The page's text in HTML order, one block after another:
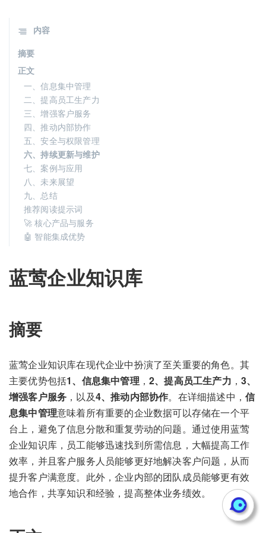
蓝莺企业知识库
摘要
蓝莺企业知识库在现代企业中扮演了至关重要的角色。其
主要优势包括1、信息集中管理 ，2、提高员工生产力 ，3、
增强客户服务 ，以及4、推动内部协作。在详细描述中，信
息集中管理意味着所有重要的企业数据可以存储在一个平
台上，避免了信息分散和重复劳动的问题。通过使用蓝莺
企业知识库，员工能够迅速找到所需信息，大幅提高工作
效率，并且客户服务人员能够更好地解决客户问题，从而
提升客户满意度。此外，企业内部的团队成员能够更有效
地合作，共享知识和经验，提高整体业务绩效。
内容
摘要
正文
一、信息集中管理
二、提高员工生产力
三、增强客户服务
四、推动内部协作
五、安全与权限管理
六、持续更新与维护
七、案例与应用
八、未来展望
九、总结
推荐阅读提示词
🚀 核心产品与服务
🤖 智能集成优势